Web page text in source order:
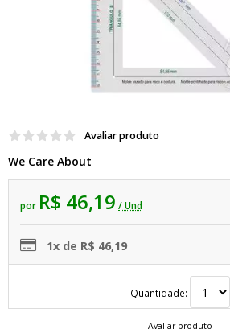
Avaliar produto
We Care About
por R$ 46,19 / Und
1x de R$ 46,19
Quantidade:
Avaliar produto